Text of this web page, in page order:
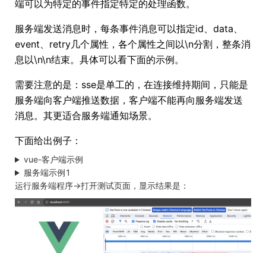
端可以为特定的事件指定特定的处理函数。
服务端发送消息时，每条事件消息可以指定id、data、
event、retry几个属性，各个属性之间以\n分割，整条消
息以\n\n结束。具体可以看下面的示例。
需要注意的是：sse是单工的，在连接维持期间，只能是
服务端向客户端推送数据，客户端不能再向服务端发送
消息。其更适合服务端通知场景。
下面给出例子：
vue-客户端示例
服务端示例1
运行服务端程序->打开测试页面，显示结果是：